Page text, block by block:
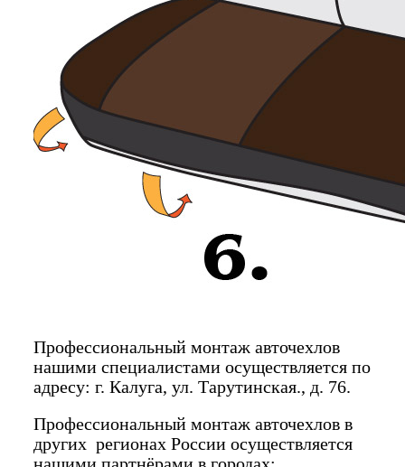
Профессиональный монтаж авточехлов
нашими специалистами осуществляется по
адресу: г. Калуга, ул. Тарутинская., д. 76.
Профессиональный монтаж авточехлов в
других регионах России осуществляется